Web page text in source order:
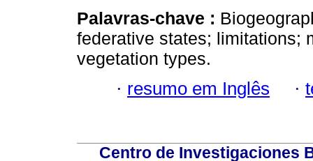
Palavras-chave :
federative states; limitations;
vegetation types.
· resumo em Inglês ·
Centro de Investigaciones